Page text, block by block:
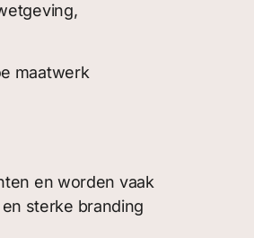
maatwerk
en worden vaak
sterke branding